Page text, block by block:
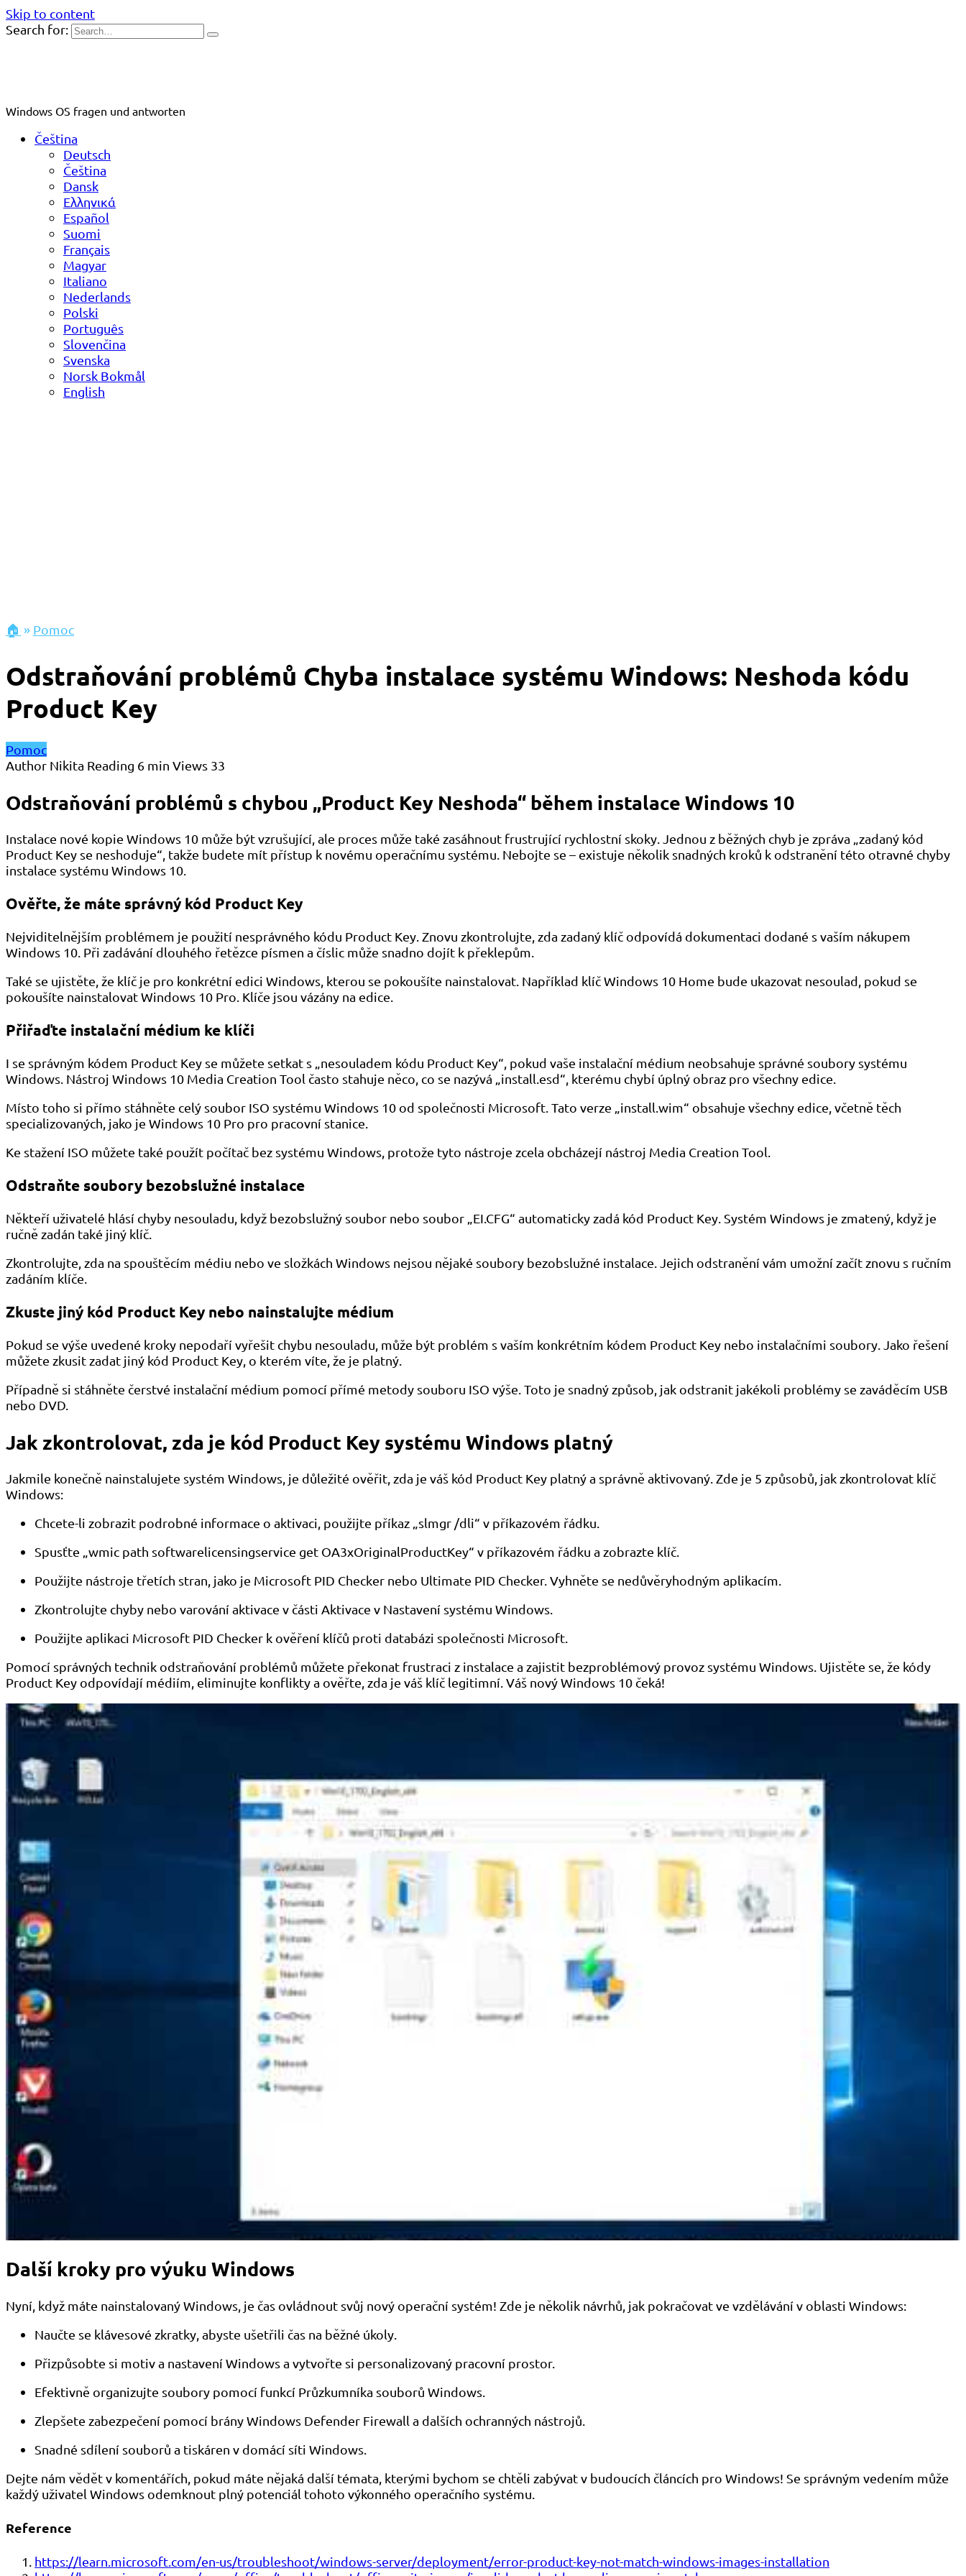
Skip to content
Search for:
Windows OS fragen und antworten
Čeština
Deutsch
Čeština
Dansk
Ελληνικά
Español
Suomi
Français
Magyar
Italiano
Nederlands
Polski
Português
Slovenčina
Svenska
Norsk Bokmål
English
🏠 » Pomoc
Odstraňování problémů Chyba instalace systému Windows: Neshoda kódu
Product Key
Pomoc
Author Nikita Reading 6 min Views 33
Odstraňování problémů s chybou „Product Key Neshoda“ během instalace Windows 10
Instalace nové kopie Windows 10 může být vzrušující, ale proces může také zasáhnout frustrující rychlostní skoky. Jednou z běžných chyb je zpráva „zadaný kód
Product Key se neshoduje“, takže budete mít přístup k novému operačnímu systému. Nebojte se – existuje několik snadných kroků k odstranění této otravné chyby
instalace systému Windows 10.
Ověřte, že máte správný kód Product Key
Nejviditelnějším problémem je použití nesprávného kódu Product Key. Znovu zkontrolujte, zda zadaný klíč odpovídá dokumentaci dodané s vaším nákupem
Windows 10. Při zadávání dlouhého řetězce písmen a číslic může snadno dojít k překlepům.
Také se ujistěte, že klíč je pro konkrétní edici Windows, kterou se pokoušíte nainstalovat. Například klíč Windows 10 Home bude ukazovat nesoulad, pokud se
pokoušíte nainstalovat Windows 10 Pro. Klíče jsou vázány na edice.
Přiřaďte instalační médium ke klíči
I se správným kódem Product Key se můžete setkat s „nesouladem kódu Product Key“, pokud vaše instalační médium neobsahuje správné soubory systému
Windows. Nástroj Windows 10 Media Creation Tool často stahuje něco, co se nazývá „install.esd“, kterému chybí úplný obraz pro všechny edice.
Místo toho si přímo stáhněte celý soubor ISO systému Windows 10 od společnosti Microsoft. Tato verze „install.wim“ obsahuje všechny edice, včetně těch
specializovaných, jako je Windows 10 Pro pro pracovní stanice.
Ke stažení ISO můžete také použít počítač bez systému Windows, protože tyto nástroje zcela obcházejí nástroj Media Creation Tool.
Odstraňte soubory bezobslužné instalace
Někteří uživatelé hlásí chyby nesouladu, když bezobslužný soubor nebo soubor „EI.CFG“ automaticky zadá kód Product Key. Systém Windows je zmatený, když je
ručně zadán také jiný klíč.
Zkontrolujte, zda na spouštěcím médiu nebo ve složkách Windows nejsou nějaké soubory bezobslužné instalace. Jejich odstranění vám umožní začít znovu s ručním
zadáním klíče.
Zkuste jiný kód Product Key nebo nainstalujte médium
Pokud se výše uvedené kroky nepodaří vyřešit chybu nesouladu, může být problém s vaším konkrétním kódem Product Key nebo instalačními soubory. Jako řešení
můžete zkusit zadat jiný kód Product Key, o kterém víte, že je platný.
Případně si stáhněte čerstvé instalační médium pomocí přímé metody souboru ISO výše. Toto je snadný způsob, jak odstranit jakékoli problémy se zaváděcím USB
nebo DVD.
Jak zkontrolovat, zda je kód Product Key systému Windows platný
Jakmile konečně nainstalujete systém Windows, je důležité ověřit, zda je váš kód Product Key platný a správně aktivovaný. Zde je 5 způsobů, jak zkontrolovat klíč
Windows:
Chcete-li zobrazit podrobné informace o aktivaci, použijte příkaz „slmgr /dli“ v příkazovém řádku.
Spusťte „wmic path softwarelicensingservice get OA3xOriginalProductKey“ v příkazovém řádku a zobrazte klíč.
Použijte nástroje třetích stran, jako je Microsoft PID Checker nebo Ultimate PID Checker. Vyhněte se nedůvěryhodným aplikacím.
Zkontrolujte chyby nebo varování aktivace v části Aktivace v Nastavení systému Windows.
Použijte aplikaci Microsoft PID Checker k ověření klíčů proti databázi společnosti Microsoft.
Pomocí správných technik odstraňování problémů můžete překonat frustraci z instalace a zajistit bezproblémový provoz systému Windows. Ujistěte se, že kódy
Product Key odpovídají médiím, eliminujte konflikty a ověřte, zda je váš klíč legitimní. Váš nový Windows 10 čeká!
Další kroky pro výuku Windows
Nyní, když máte nainstalovaný Windows, je čas ovládnout svůj nový operační systém! Zde je několik návrhů, jak pokračovat ve vzdělávání v oblasti Windows:
Naučte se klávesové zkratky, abyste ušetřili čas na běžné úkoly.
Přizpůsobte si motiv a nastavení Windows a vytvořte si personalizovaný pracovní prostor.
Efektivně organizujte soubory pomocí funkcí Průzkumníka souborů Windows.
Zlepšete zabezpečení pomocí brány Windows Defender Firewall a dalších ochranných nástrojů.
Snadné sdílení souborů a tiskáren v domácí síti Windows.
Dejte nám vědět v komentářích, pokud máte nějaká další témata, kterými bychom se chtěli zabývat v budoucích článcích pro Windows! Se správným vedením může
každý uživatel Windows odemknout plný potenciál tohoto výkonného operačního systému.
Reference
https://learn.microsoft.com/en-us/troubleshoot/windows-server/deployment/error-product-key-not-match-windows-images-installation